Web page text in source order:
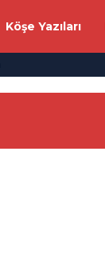
Köşe Yazıları